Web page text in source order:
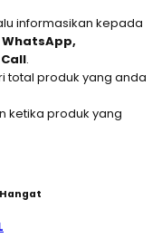
informasikan kepada
WhatsApp,
.
total produk yang anda
ketika produk yang